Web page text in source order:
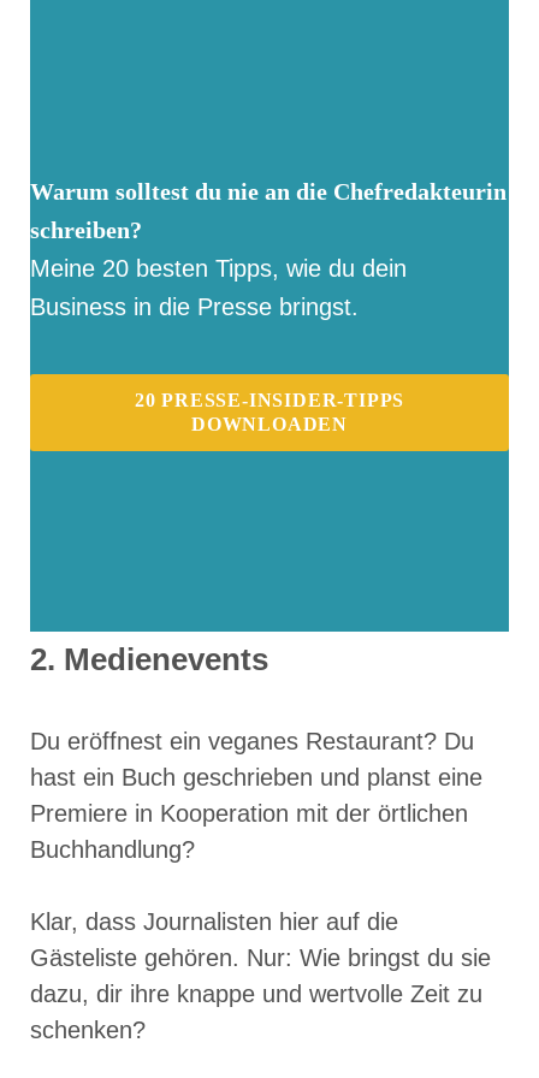
Warum solltest du nie an die Chefredakteurin
schreiben?
Meine 20 besten Tipps, wie du dein
Business in die Presse bringst.
20 PRESSE-INSIDER-TIPPS
DOWNLOADEN
2. Medienevents
Du eröffnest ein veganes Restaurant? Du
hast ein Buch geschrieben und planst eine
Premiere in Kooperation mit der örtlichen
Buchhandlung?
Klar, dass Journalisten hier auf die
Gästeliste gehören. Nur: Wie bringst du sie
dazu, dir ihre knappe und wertvolle Zeit zu
schenken?